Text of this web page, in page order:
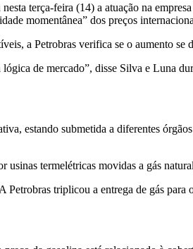
terça-feira (14) a atuação na
momentânea” dos preços
a Petrobras verifica se o aumento
de mercado”, disse Silva e Luna
estando submetida a diferentes
termelétricas movidas a gás
triplicou a entrega de gás